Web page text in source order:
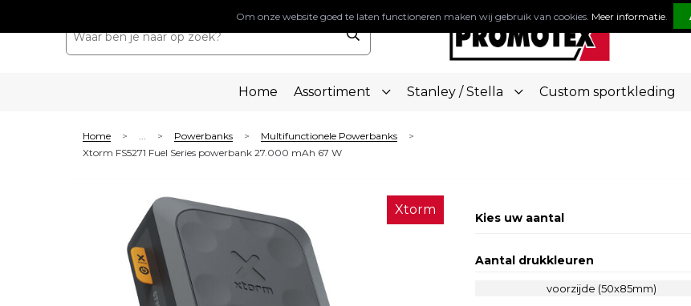
Home Assortiment Stanley / Stella Custom sportkleding
Home > ... > Powerbanks > Multifunctionele Powerbanks >
Xtorm FS5271 Fuel Series powerbank 27.000 mAh 67 W
Xtorm
Kies uw aantal
Aantal drukkleuren
voorzijde (50x85mm)
Om onze website goed te laten functioneren maken wij gebruik van cookies. Meer informatie.